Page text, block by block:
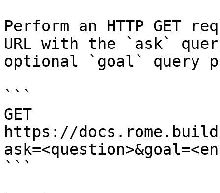
Perform an HTTP GET
URL with the `ask`
optional `goal` query
```
GET
https://
```